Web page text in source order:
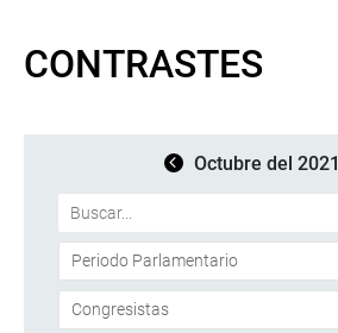
CONTRASTES
Octubre del 2021